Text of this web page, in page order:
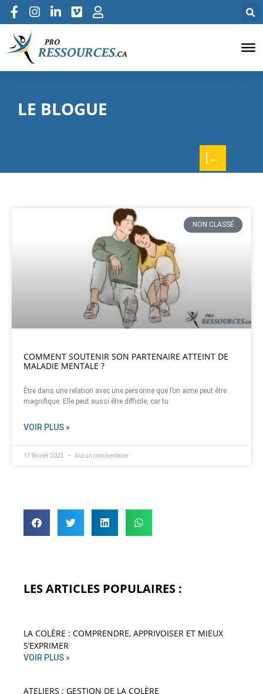
LE BLOGUE
[←
NON CLASSÉ
COMMENT SOUTENIR SON PARTENAIRE ATTEINT DE
MALADIE MENTALE ?
Être dans une relation avec une personne que l’on aime peut être
magnifique. Elle peut aussi être difficile, car tu
VOIR PLUS »
17 février 2023 Aucun commentaire
LES ARTICLES POPULAIRES :
LA COLÈRE : COMPRENDRE, APPRIVOISER ET MIEUX
S’EXPRIMER
VOIR PLUS »
ATELIERS : GESTION DE LA COLÈRE